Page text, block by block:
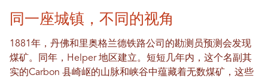
同一座城镇，不同的视角
1881年，丹佛和里奥格兰德铁路公司的勘测员预测会发现
煤矿。同年，Helper 地区建立。短短几年内，这个名副其
实的Carbon 县崎岖的山脉和峡谷中蕴藏着无数煤矿，这些